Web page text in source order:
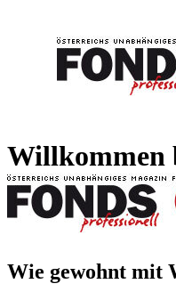
Willkommen
Wie gewohnt mit